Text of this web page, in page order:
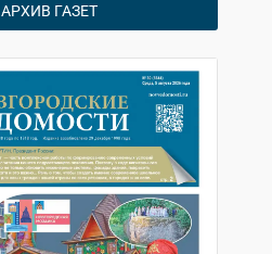
АРХИВ ГАЗЕТ